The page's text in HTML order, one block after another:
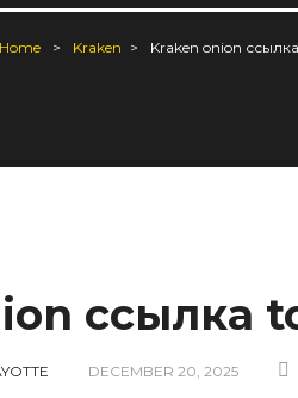
Home Kraken Kraken onion
ссылка
DECEMBER 20, 2025